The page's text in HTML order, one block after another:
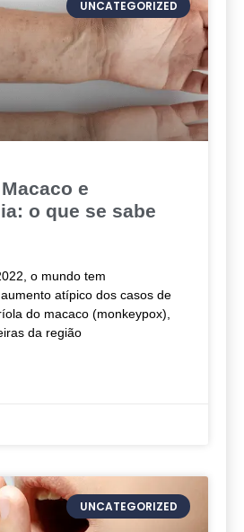
UNCATEGORIZED
e
o que se sabe
o mundo tem
atípico dos casos de
do macaco (monkeypox),
da região
UNCATEGORIZED